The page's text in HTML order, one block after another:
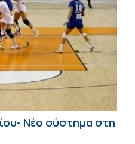
Νέο σύστημα στη